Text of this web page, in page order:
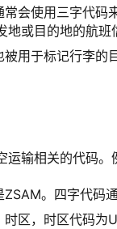
会使用三字代
或目的地的航班
用于标记行李
输相关的代码。
。四字代码
区，时区代码